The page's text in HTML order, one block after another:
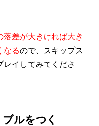
落差が大きければ大き
なるので、スキップス
レイしてみてくださ
ルをつく